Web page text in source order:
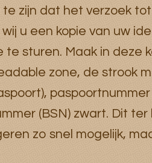
te zijn dat het verzoek
u een kopie van uw
te sturen. Maak in deze
zone, de strook
(BSN) zwart. Dit
zo snel mogelijk,